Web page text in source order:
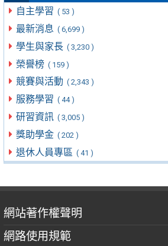
自主學習 ( 53 )
最新消息 ( 6,699 )
學生與家長 ( 3,230 )
榮譽榜 ( 159 )
競賽與活動 ( 2,343 )
服務學習 ( 44 )
研習資訊 ( 3,005 )
獎助學金 ( 202 )
退休人員專區 ( 41 )
網站著作權聲明
網路使用規範